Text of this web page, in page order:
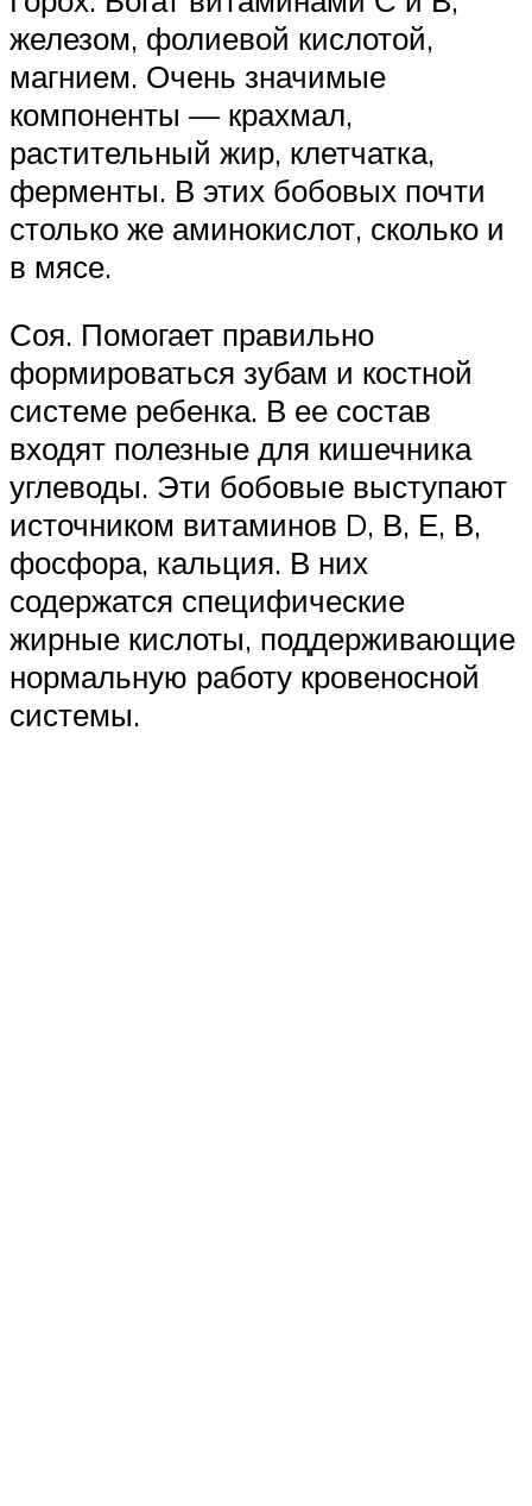
железом, фолиевой кислотой,
магнием. Очень значимые
компоненты — крахмал,
растительный жир, клетчатка,
ферменты. В этих бобовых почти
столько же аминокислот, сколько и
в мясе.
Соя. Помогает правильно
формироваться зубам и костной
системе ребенка. В ее состав
входят полезные для кишечника
углеводы. Эти бобовые выступают
источником витаминов D, В, Е, В,
фосфора, кальция. В них
содержатся специфические
жирные кислоты, поддерживающие
нормальную работу кровеносной
системы.